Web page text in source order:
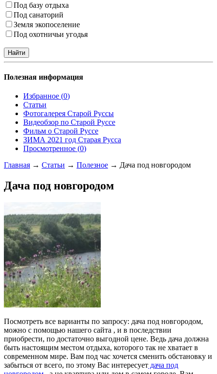
Под базу отдыха
Под санаторий
Земля экопоселение
Под охотничьи угодья
Полезная информация
Избранное (0)
Статьи
Фотогалерея Старой Руссы
Видеобзор по Старой Руссе
Фильм о Старой Руссе
ЗИМА 2021 год Старая Русса
Просмотренное (0)
Главная → Статьи → Полезное → Дача под новгородом
Дача под новгородом
Посмотреть все варианты по запросу: дача под новгородом,
можно с помощью нашего сайта , и в последствии
приобрести, по достаточно выгодной цене. Ведь дача должна
быть настоящим местом отдыха, которого так не хватает в
современном мире. Вам под час хочется сменить обстановку и
забыться от всего, по этому Вас интересует дача под